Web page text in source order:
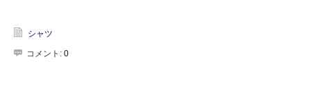
シャツ
コメント: 0